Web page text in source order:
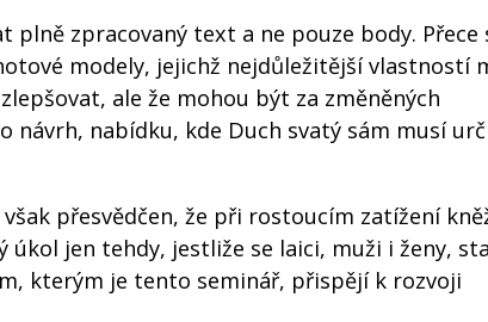
zpracovaný text a ne pouze body. Přece
modely, jejichž nejdůležitější vlastností
ale že mohou být za změněných
návrh, nabídku, kde Duch svatý sám musí
přesvědčen, že při rostoucím zatížení
jen tehdy, jestliže se laici, muži i ženy,
kterým je tento seminář, přispějí k rozvoji